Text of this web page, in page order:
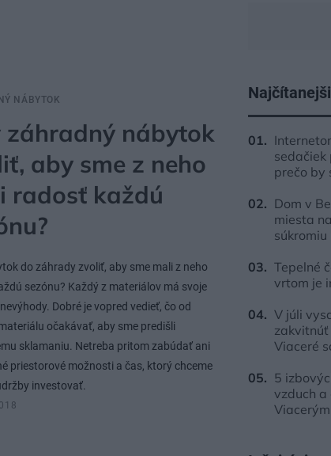
NÁBYTOK
záhradný nábytok
aby sme z neho
radosť každú
do záhrady zvoliť, aby sme mali z neho
sezónu? Každý z materiálov má svoje
Dobré je vopred vedieť, čo od
očakávať, aby sme predišli
sklamaniu. Netreba pritom zabúdať ani
priestorové možnosti a čas, ktorý chceme
investovať.
sedačiek
prečo by
Dom v
miesta
Tepelné
vrtom je
V júli
zakvitnúť
Viaceré
5
vzduch a